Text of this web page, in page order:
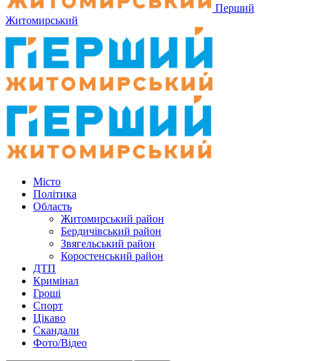
Перший
Житомирський
Місто
Політика
Область
Житомирський район
Бердичівський район
Звягельський район
Коростенський район
ДТП
Кримінал
Гроші
Спорт
Цікаво
Скандали
Фото/Відео